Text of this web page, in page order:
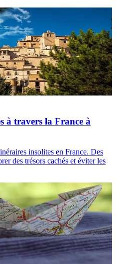
à travers la France à
insolites en France. Des
des trésors cachés et éviter les